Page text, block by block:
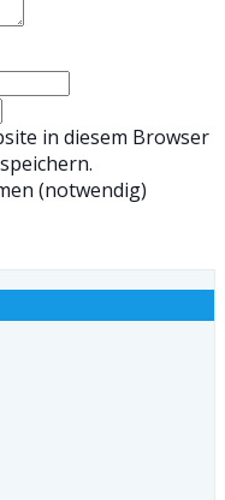
in diesem Browser
(notwendig)